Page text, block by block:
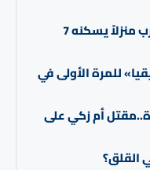
فيديو صادم.. صاعقة نارية تضرب منزلاً يسكنه 7
للمرة الأولى في
أم زكي على
القلق؟